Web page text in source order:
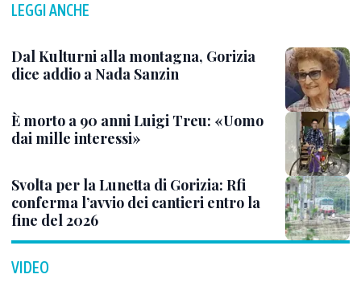
LEGGI ANCHE
Dal Kulturni alla montagna, Gorizia
dice addio a Nada Sanzin
È morto a 90 anni Luigi Treu: «Uomo
dai mille interessi»
Svolta per la Lunetta di Gorizia: Rfi
conferma l’avvio dei cantieri entro la
fine del 2026
VIDEO